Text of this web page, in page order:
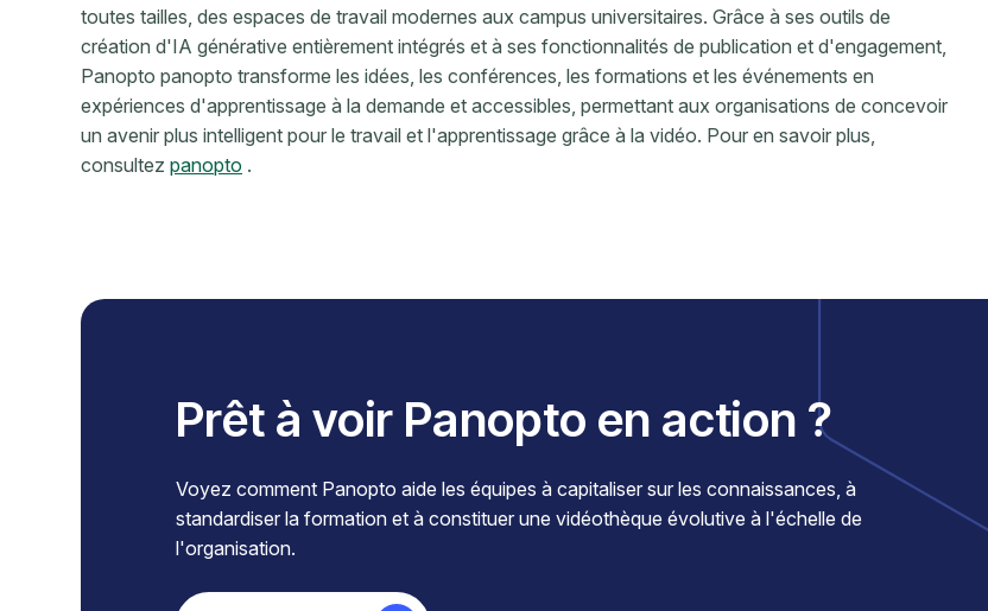
toutes tailles, des espaces de travail modernes aux campus universitaires. Grâce à ses outils de
création d'IA générative entièrement intégrés et à ses fonctionnalités de publication et d'engagement,
Panopto panopto transforme les idées, les conférences, les formations et les événements en
expériences d'apprentissage à la demande et accessibles, permettant aux organisations de concevoir
un avenir plus intelligent pour le travail et l'apprentissage grâce à la vidéo. Pour en savoir plus,
consultez panopto .
Prêt à voir Panopto en action ?
Voyez comment Panopto aide les équipes à capitaliser sur les connaissances, à
standardiser la formation et à constituer une vidéothèque évolutive à l'échelle de
l'organisation.